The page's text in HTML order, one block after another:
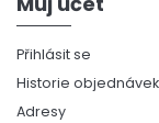
Přihlásit se
Historie objednávek
Adresy